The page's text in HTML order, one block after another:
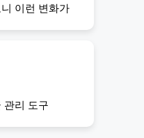
이런 변화가
관리 도구